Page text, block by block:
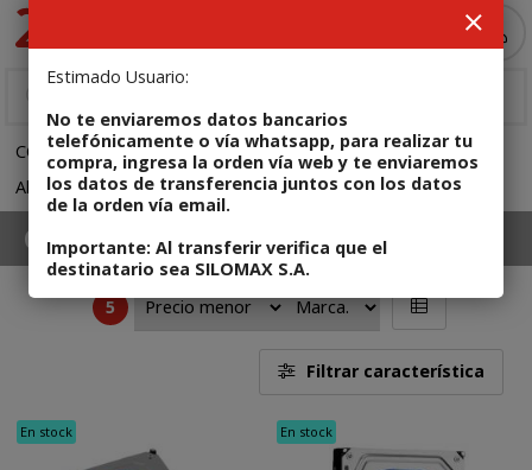
Estimado Usuario:
No te enviaremos datos bancarios
telefónicamente o vía whatsapp, para realizar tu
compra, ingresa la orden vía web y te enviaremos
los datos de transferencia juntos con los datos
de la orden vía email.
Importante: Al transferir verifica que el
destinatario sea SILOMAX S.A.
COMPUTADORAS
Componentes de PC
Almacenamiento HDD SSD
Componentes de PC
Almacenamiento HDD SSD
disco SATA , disco IDE, disco externo
5
Filtrar característica
En stock En stock